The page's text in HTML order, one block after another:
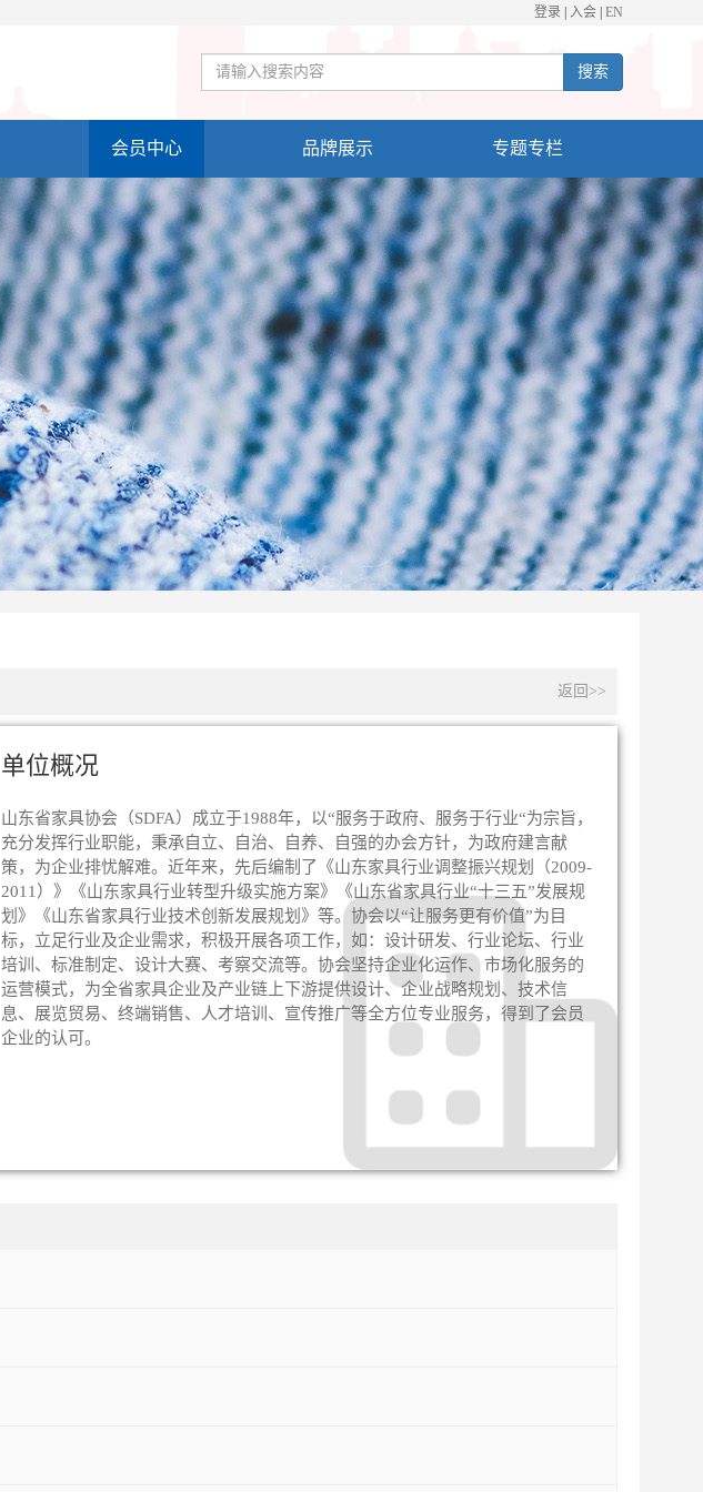
登录 入会 EN
搜索
会员中心 品牌展示 专题专栏
返回>>
单位概况
山东省家具协会（SDFA）成立于1988年，以“服务于政府、服务于行业“为宗旨，
充分发挥行业职能，秉承自立、自治、自养、自强的办会方针，为政府建言献
策，为企业排忧解难。近年来，先后编制了《山东家具行业调整振兴规划（2009-
2011）》《山东家具行业转型升级实施方案》《山东省家具行业“十三五”发展规
划》《山东省家具行业技术创新发展规划》等。协会以“让服务更有价值”为目
标，立足行业及企业需求，积极开展各项工作，如：设计研发、行业论坛、行业
培训、标准制定、设计大赛、考察交流等。协会坚持企业化运作、市场化服务的
运营模式，为全省家具企业及产业链上下游提供设计、企业战略规划、技术信
息、展览贸易、终端销售、人才培训、宣传推广等全方位专业服务，得到了会员
企业的认可。